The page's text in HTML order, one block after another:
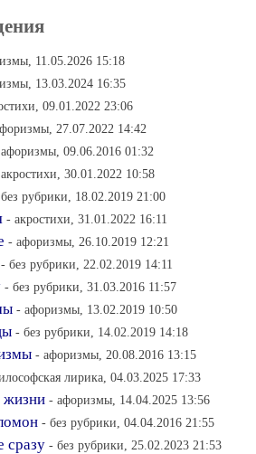
11.05.2026 15:18
13.03.2024 16:35
09.01.2022 23:06
27.07.2022 14:42
09.06.2016 01:32
30.01.2022 10:58
рубрики, 18.02.2019 21:00
- акростихи, 31.01.2022 16:11
- афоризмы, 26.10.2019 12:21
- без рубрики, 22.02.2019 14:11
- без рубрики, 31.03.2016 11:57
- афоризмы, 13.02.2019 10:50
- без рубрики, 14.02.2019 14:18
- афоризмы, 20.08.2016 13:15
лирика, 04.03.2025 17:33
- афоризмы, 14.04.2025 13:56
- без рубрики, 04.04.2016 21:55
сразу - без рубрики, 25.02.2023 21:53